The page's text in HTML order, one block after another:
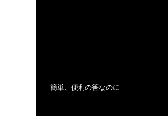
簡単、便利の筈なのに